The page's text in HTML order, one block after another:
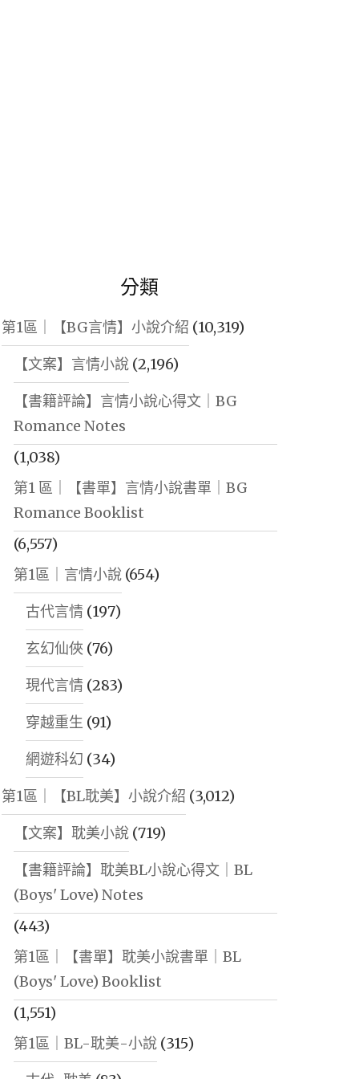
分類
第1區｜【BG言情】小說介紹 (10,319)
【文案】言情小說(2,196)
【書籍評論】言情小說心得文｜BG
Romance Notes
(1,038)
第1 區｜【書單】言情小說書單｜BG
Romance Booklist
(6,557)
第1區｜言情小說(654)
古代言情(197)
玄幻仙俠 (76)
現代言情(283)
穿越重生 (91)
網遊科幻 (34)
第1區｜【BL耽美】小說介紹 (3,012)
【文案】耽美小說(719)
【書籍評論】耽美BL小說心得文｜BL
(Boys' Love) Notes
(443)
第1區｜【書單】耽美小說書單｜BL
(Boys' Love) Booklist
(1,551)
第1區｜BL-耽美-小說(315)